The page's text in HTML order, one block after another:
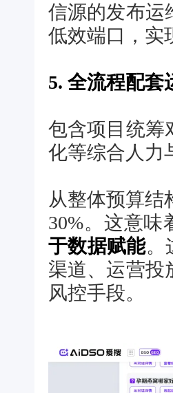
信源的发布运
低效端口，实
5. 全流程配套
包含项目统筹
化等综合人力
从整体预算结
30%。这意味
于数据赋能。
渠道、运营投
风控手段。